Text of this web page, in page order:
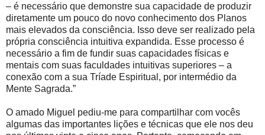
– é necessário que demonstre sua capacidade de produzir
diretamente um pouco do novo conhecimento dos Planos
mais elevados da consciência. Isso deve ser realizado pela
própria consciência intuitiva expandida. Esse processo é
necessário a fim de fundir suas capacidades físicas e
mentais com suas faculdades intuitivas superiores – a
conexão com a sua Tríade Espiritual, por intermédio da
Mente Sagrada.”
O amado Miguel pediu-me para compartilhar com vocês
algumas das importantes lições e técnicas que ele nos deu